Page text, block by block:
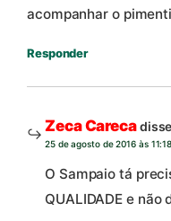
acompanhar o
Responder
Zeca Careca
25 de agosto de 2016 às 11:18
O Sampaio tá
QUALIDADE e